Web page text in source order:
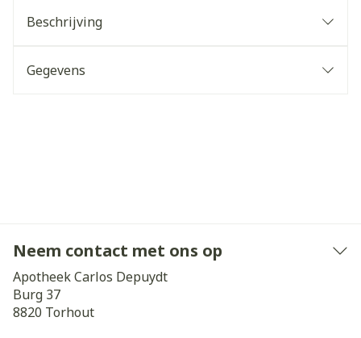
Beschrijving
Gegevens
Neem contact met ons op
Apotheek Carlos Depuydt
Burg 37
8820 Torhout